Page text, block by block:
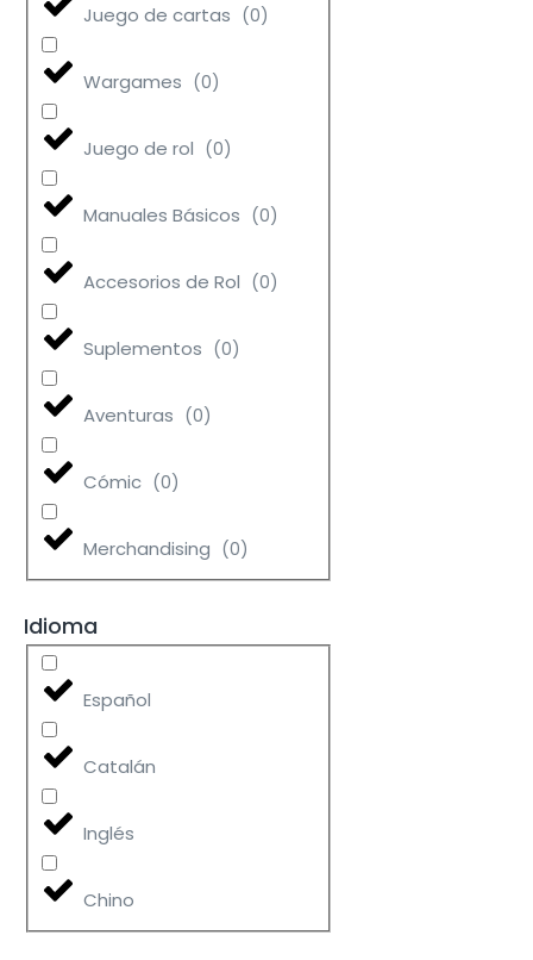
Juego de cartas (0)
Wargames (0)
Juego de rol (0)
Manuales Básicos (0)
Accesorios de Rol (0)
Suplementos (0)
Aventuras (0)
Cómic (0)
Merchandising (0)
Idioma
Español
Catalán
Inglés
Chino